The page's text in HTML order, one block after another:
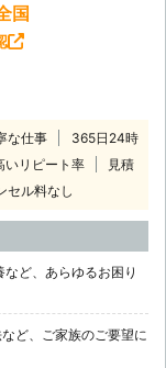
国
な仕事
365日24時
いリピート率
見積
セル料なし
ど、あらゆるお困り
ど、ご家族のご要望に